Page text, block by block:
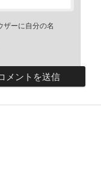
ザーに自分の名